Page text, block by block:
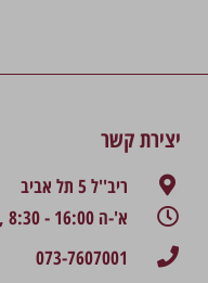
יצירת קשר
ריב''ל 5 תל אביב
א'-ה 16:00 - 8:30 , יום שישי סגור
073-7607001